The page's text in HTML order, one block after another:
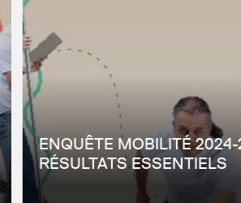
ENQUÊTE MOBILITÉ
RÉSULTATS ESSENTIELS
Contribution de l’enquête mobilité à